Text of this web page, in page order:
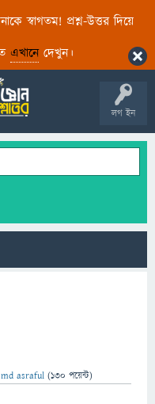
স্বাগতম! প্রশ্ন-উত্তর দিয়ে
এখানেদেখুন।
লগ ইন
md asraful (130 পয়েন্ট)